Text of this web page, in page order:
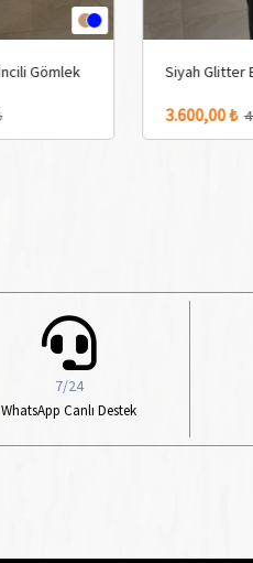
Siyah Glitter Baskılı Efektli Gömlek
4.000,00 ₺
7/24
WhatsApp Canlı Destek